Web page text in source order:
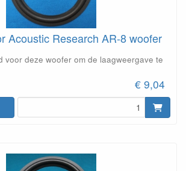
Acoustic Research AR-8 woofer
voor deze woofer om de laagweergave te
€ 9,04